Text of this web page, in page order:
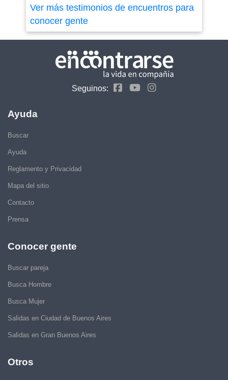
Ver más testimonios de encuentros para
conocer gente
Seguinos:
Ayuda
Buscar
Ayuda
Reglamento y Privacidad
Mapa del sitio
Contacto
Prensa
Conocer gente
Buscar pareja
Busca Hombre
Busca Mujer
Salidas en Ciudad de Buenos Aires
Salidas en Gran Buenos Aires
Otros